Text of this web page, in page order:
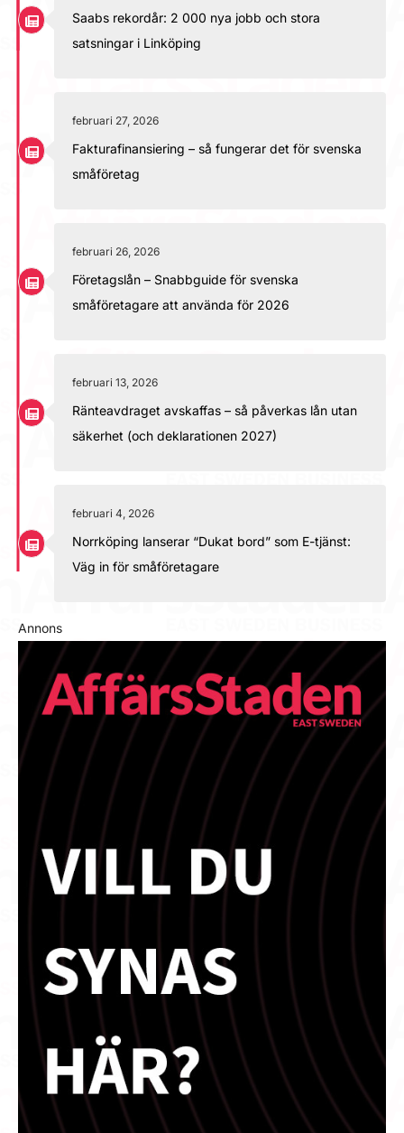
Saabs rekordår: 2 000 nya jobb och stora
satsningar i Linköping
februari 27, 2026
Fakturafinansiering – så fungerar det för svenska
småföretag
februari 26, 2026
Företagslån – Snabbguide för svenska
småföretagare att använda för 2026
februari 13, 2026
Ränteavdraget avskaffas – så påverkas lån utan
säkerhet (och deklarationen 2027)
februari 4, 2026
Norrköping lanserar “Dukat bord” som E-tjänst:
Väg in för småföretagare
Annons